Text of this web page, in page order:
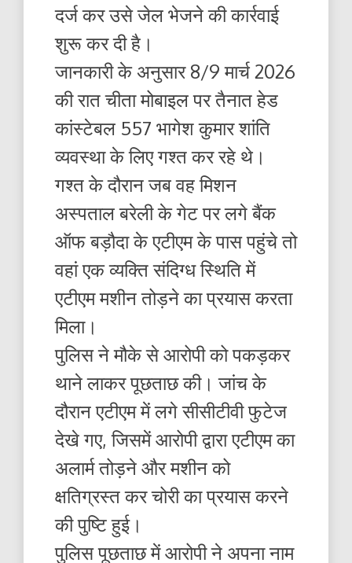
दर्ज कर उसे जेल भेजने की कार्रवाई
शुरू कर दी है।
जानकारी के अनुसार 8/9 मार्च 2026
की रात चीता मोबाइल पर तैनात हेड
कांस्टेबल 557 भागेश कुमार शांति
व्यवस्था के लिए गश्त कर रहे थे।
गश्त के दौरान जब वह मिशन
अस्पताल बरेली के गेट पर लगे बैंक
ऑफ बड़ौदा के एटीएम के पास पहुंचे तो
वहां एक व्यक्ति संदिग्ध स्थिति में
एटीएम मशीन तोड़ने का प्रयास करता
मिला।
पुलिस ने मौके से आरोपी को पकड़कर
थाने लाकर पूछताछ की। जांच के
दौरान एटीएम में लगे सीसीटीवी फुटेज
देखे गए, जिसमें आरोपी द्वारा एटीएम का
अलार्म तोड़ने और मशीन को
क्षतिग्रस्त कर चोरी का प्रयास करने
की पुष्टि हुई।
पुलिस पूछताछ में आरोपी ने अपना नाम